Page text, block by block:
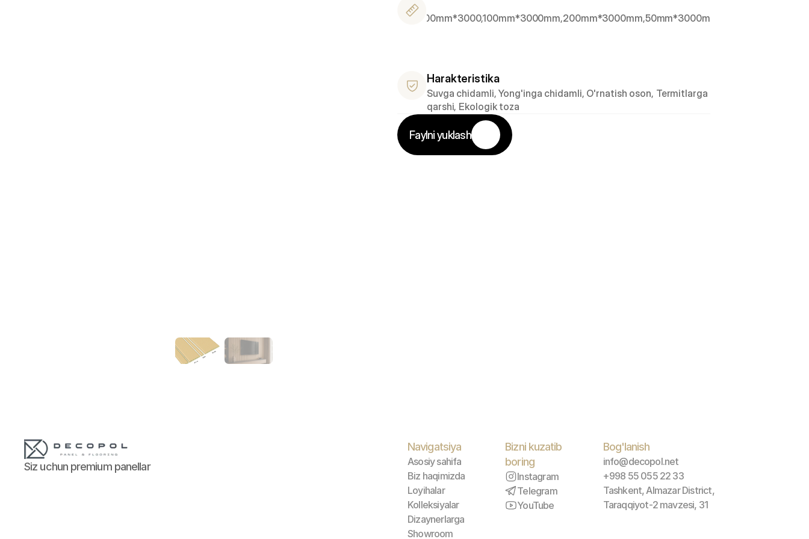
300mm*3000,100mm*3000mm,200mm*3000mm,50mm*3000mm
Harakteristika
Suvga chidamli, Yong'inga chidamli, O'rnatish oson, Termitlarga
qarshi, Ekologik toza
Faylni yuklash
Siz uchun premium panellar
Navigatsiya
Asosiy sahifa
Biz haqimizda
Loyihalar
Kolleksiyalar
Dizaynerlarga
Showroom
Bizni kuzatib
boring
Instagram
Telegram
YouTube
Bog'lanish
info@decopol.net
+998 55 055 22 33
Tashkent, Almazar District,
Taraqqiyot-2 mavzesi, 31